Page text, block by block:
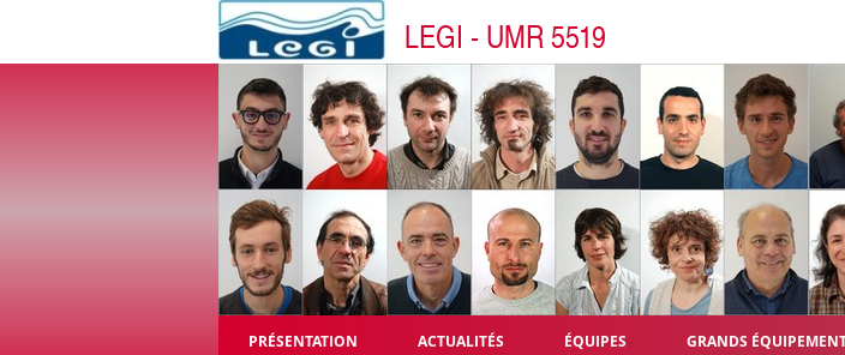
LEGI - UMR 5519
PRÉSENTATION ACTUALITÉS ÉQUIPES GRANDS